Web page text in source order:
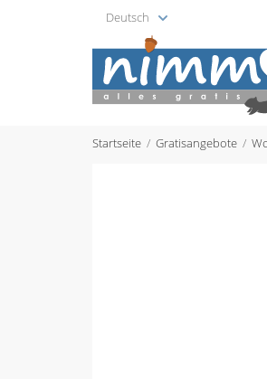
Deutsch
Startseite Gratisangebote